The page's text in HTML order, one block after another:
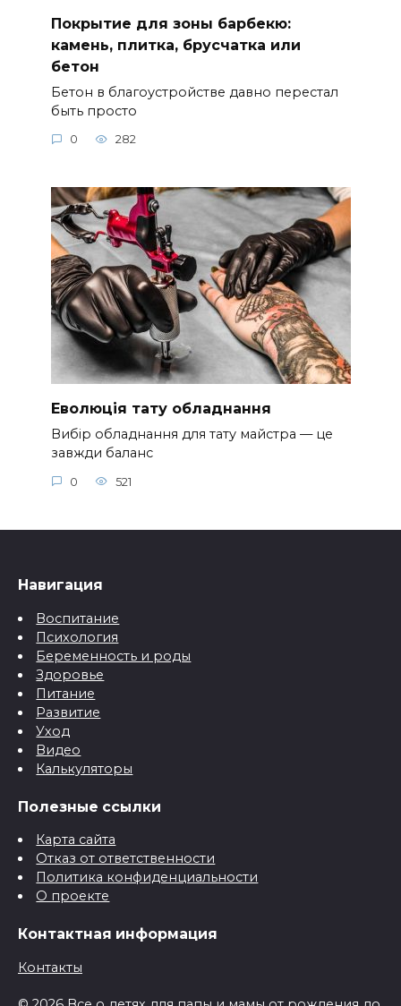
Покрытие для зоны барбекю:
камень, плитка, брусчатка или
бетон
Бетон в благоустройстве давно перестал
быть просто
0 282
Еволюція тату обладнання
Вибір обладнання для тату майстра — це
завжди баланс
0 521
Навигация
Воспитание
Психология
Беременность и роды
Здоровье
Питание
Развитие
Уход
Видео
Калькуляторы
Полезные ссылки
Карта сайта
Отказ от ответственности
Политика конфиденциальности
О проекте
Контактная информация
Контакты